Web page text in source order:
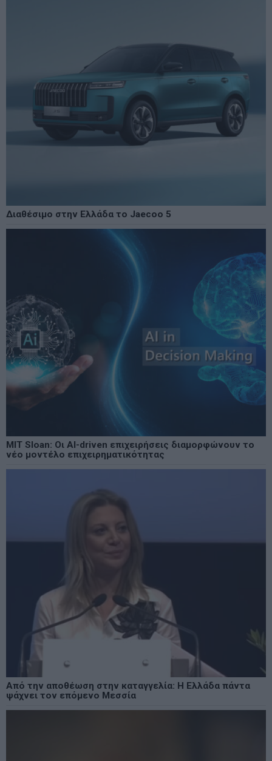
Διαθέσιμο στην Ελλάδα το Jaecoo 5
MIT Sloan: Οι AI-driven επιχειρήσεις διαμορφώνουν το
νέο μοντέλο επιχειρηματικότητας
Από την αποθέωση στην καταγγελία: Η Ελλάδα πάντα
ψάχνει τον επόμενο Μεσσία